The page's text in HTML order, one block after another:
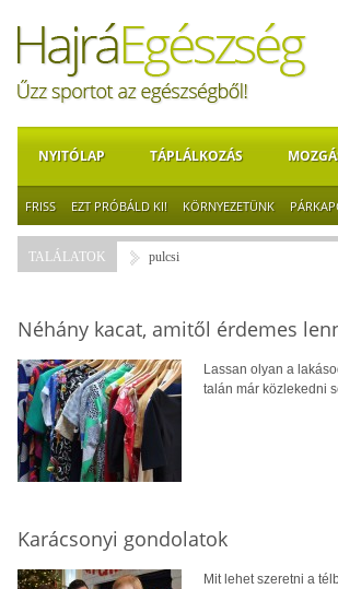
NYITÓLAP TÁPLÁLKOZÁS
FRISS EZT PRÓBÁLD KI! KÖRNYEZETÜNK
TALÁLATOK pulcsi
Néhány kacat, amitől érdemes
Lassan olyan a
talán már közlekedni
Karácsonyi gondolatok
Mit lehet szeretni a